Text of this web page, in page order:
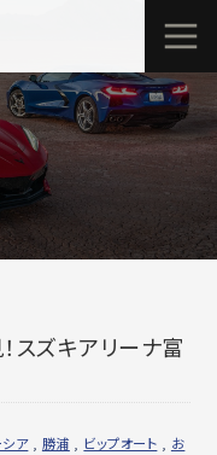
スズキアリーナ富
ア, 勝浦 ビップオート
お